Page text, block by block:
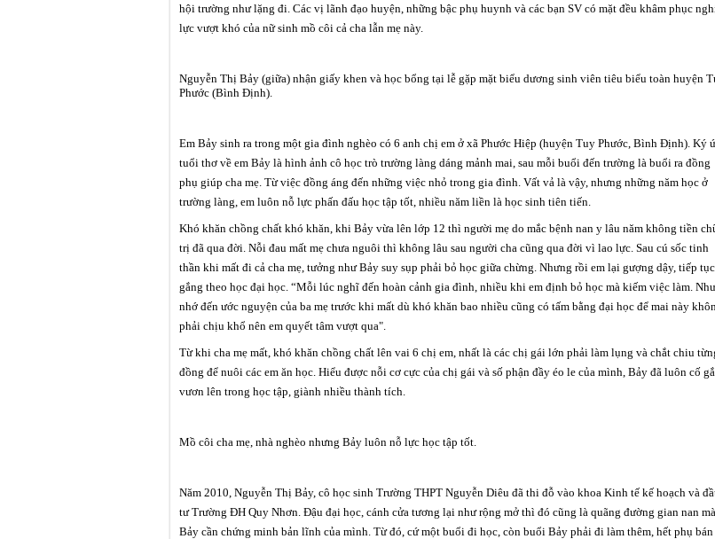
hội trường như lặng đi. Các vị lãnh đạo huyện, những bậc phụ huynh và các bạn SV có mặt đều khâm phục
lực vượt khó của nữ sinh mồ côi cả cha lẫn mẹ này.
Nguyễn Thị Bảy (giữa) nhận giấy khen và học bổng tại lễ gặp mặt biểu dương sinh viên tiêu biểu toàn huyện
Phước (Bình Định).
Em Bảy sinh ra trong một gia đình nghèo có 6 anh chị em ở xã Phước Hiệp (huyện Tuy Phước, Bình Định). Ký
tuổi thơ về em Bảy là hình ảnh cô học trò trường làng dáng mảnh mai, sau mỗi buổi đến trường là buổi ra đồng
phụ giúp cha mẹ. Từ việc đồng áng đến những việc nhỏ trong gia đình. Vất vả là vậy, nhưng những năm học ở
trường làng, em luôn nỗ lực phấn đấu học tập tốt, nhiều năm liền là học sinh tiên tiến.
Khó khăn chồng chất khó khăn, khi Bảy vừa lên lớp 12 thì người mẹ do mắc bệnh nan y lâu năm không tiền
trị đã qua đời. Nỗi đau mất mẹ chưa nguôi thì không lâu sau người cha cũng qua đời vì lao lực. Sau cú sốc tinh
thần khi mất đi cả cha mẹ, tưởng như Bảy suy sụp phải bỏ học giữa chừng. Nhưng rồi em lại gượng dậy, tiếp
gắng theo học đại học. “Mỗi lúc nghĩ đến hoàn cảnh gia đình, nhiều khi em định bỏ học mà kiếm việc làm.
nhớ đến ước nguyện của ba mẹ trước khi mất dù khó khăn bao nhiều cũng có tấm bằng đại học để mai này
phải chịu khổ nên em quyết tâm vượt qua".
Từ khi cha mẹ mất, khó khăn chồng chất lên vai 6 chị em, nhất là các chị gái lớn phải làm lụng và chắt chiu
đồng để nuôi các em ăn học. Hiểu được nỗi cơ cực của chị gái và số phận đầy éo le của mình, Bảy đã luôn cố
vươn lên trong học tập, giành nhiều thành tích.
Mồ côi cha mẹ, nhà nghèo nhưng Bảy luôn nỗ lực học tập tốt.
Năm 2010, Nguyễn Thị Bảy, cô học sinh Trường THPT Nguyễn Diêu đã thi đỗ vào khoa Kinh tế kế hoạch và
tư Trường ĐH Quy Nhơn. Đậu đại học, cánh cửa tương lại như rộng mở thì đó cũng là quãng đường gian nan mà
Bảy cần chứng minh bản lĩnh của mình. Từ đó, cứ một buổi đi học, còn buổi Bảy phải đi làm thêm, hết phụ bán